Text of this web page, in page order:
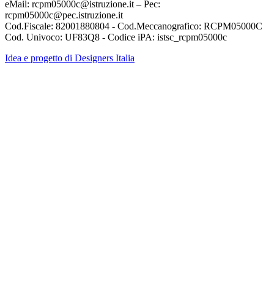
eMail: rcpm05000c@istruzione.it – Pec:
rcpm05000c@pec.istruzione.it
Cod.Fiscale: 82001880804 - Cod.Meccanografico: RCPM05000C
Cod. Univoco: UF83Q8 - Codice iPA: istsc_rcpm05000c
Idea e progetto di Designers Italia